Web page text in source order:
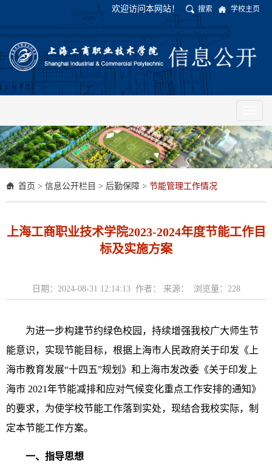
欢迎访问本网站！ 搜索 学校主页
首页 > 信息公开栏目 > 后勤保障 > 节能管理工作情况
上海工商职业技术学院2023-2024年度节能工作目
标及实施方案
日期：2024-08-31 12:14:13 作者： 来源： 浏览量： 228
为进一步构建节约绿色校园，持续增强我校广大师生节
能意识，实现节能目标，根据上海市人民政府关于印发《上
海市教育发展“十四五”规划》和上海市发改委《关于印发上
海市 2021年节能减排和应对气候变化重点工作安排的通知》
的要求，为使学校节能工作落到实处，现结合我校实际，制
定本节能工作方案。
一、指导思想